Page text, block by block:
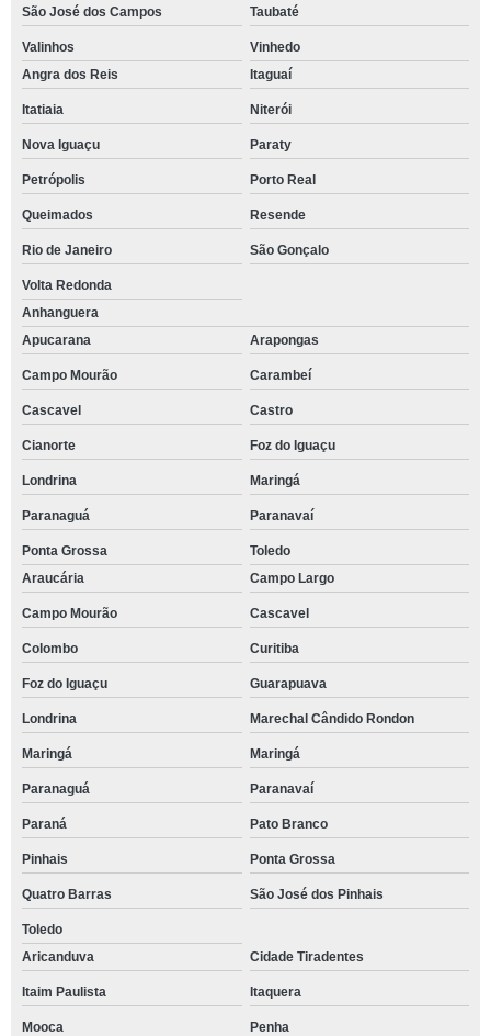
São José dos Campos Taubaté
Valinhos
Vinhedo
Angra dos Reis
Itaguaí
Itatiaia Niterói
Nova Iguaçu Paraty
Petrópolis Porto Real
Queimados Resende
Rio de Janeiro São Gonçalo
Volta Redonda
Anhanguera
Apucarana
Arapongas
Campo Mourão Carambeí
Cascavel Castro
Cianorte Foz do Iguaçu
Londrina Maringá
Paranaguá Paranavaí
Ponta Grossa
Toledo
Araucária
Campo Largo
Campo Mourão Cascavel
Colombo Curitiba
Foz do Iguaçu Guarapuava
Londrina Marechal Cândido Rondon
Maringá Maringá
Paranaguá Paranavaí
Paraná Pato Branco
Pinhais Ponta Grossa
Quatro Barras São José dos Pinhais
Toledo
Aricanduva
Cidade Tiradentes
Itaim Paulista Itaquera
Mooca Penha